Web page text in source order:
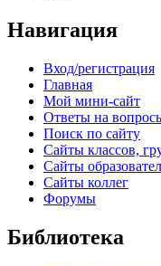
Навигация
Вход/регистрация
Главная
Мой мини-сайт
Ответы на
Поиск по сайту
Сайты классов,
Сайты
Сайты коллег
Форумы
Библиотека